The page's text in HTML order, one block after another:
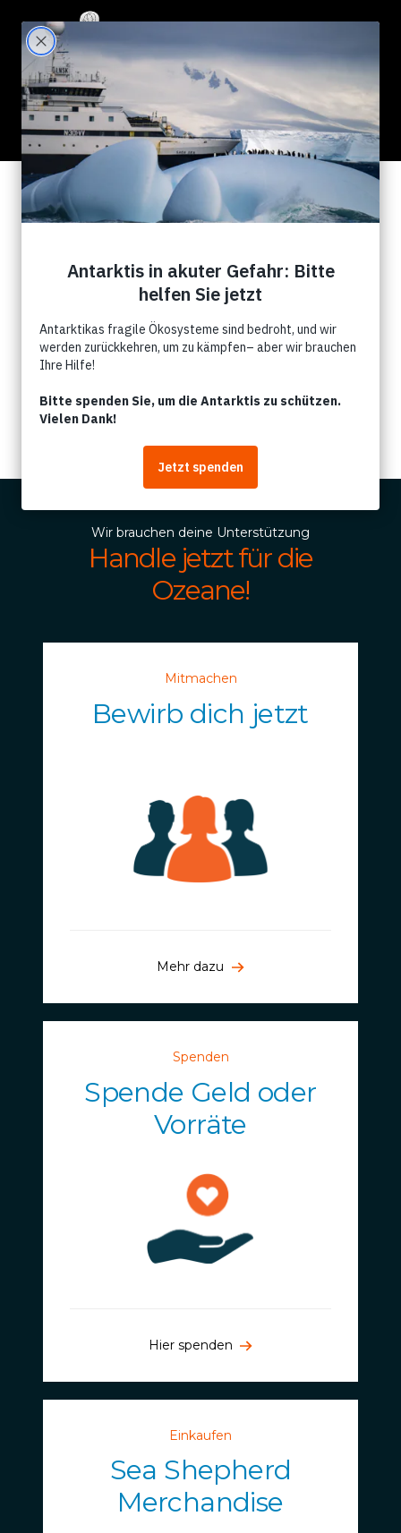
0 Results for ""
Search Filter:
News
Events
Artikel
Wir brauchen deine Unterstützung
Handle jetzt für die
Ozeane!
Mitmachen
Bewirb dich jetzt
Mehr dazu
Spenden
Spende Geld oder
Vorräte
Hier spenden
Einkaufen
Sea Shepherd
Merchandise